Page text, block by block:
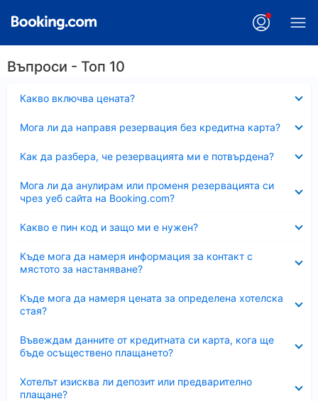
Въпроси - Топ 10
Какво включва цената?
Мога ли да направя резервация без кредитна карта?
Как да разбера, че резервацията ми е потвърдена?
Мога ли да анулирам или променя резервацията си
чрез уеб сайта на Booking.com?
Какво е пин код и защо ми е нужен?
Къде мога да намеря информация за контакт с
мястото за настаняване?
Къде мога да намеря цената за определена хотелска
стая?
Въвеждам данните от кредитната си карта, кога ще
бъде осъществено плащането?
Хотелът изисква ли депозит или предварително
плащане?